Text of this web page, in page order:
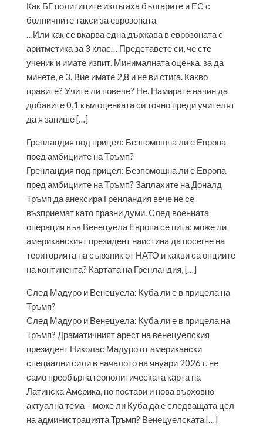
Как БГ политиците излъгаха българите и ЕС с
болничните такси за еврозоната
…Или как се вкарва една държава в еврозоната с
аритметика за 3 клас… Представете си, че сте
ученик и имате изпит. Минималната оценка, за да
минете, е 3. Вие имате 2,8 и не ви стига. Какво
правите? Учите ли повече? Не. Намирате начин да
добавите 0,1 към оценката си точно преди учителят
да я запише […]
Гренландия под прицел: Безпомощна ли е Европа
пред амбициите на Тръмп?
Гренландия под прицел: Безпомощна ли е Европа
пред амбициите на Тръмп? Заплахите на Доналд
Тръмп да анексира Гренландия вече не се
възприемат като празни думи. След военната
операция във Венецуела Европа се пита: може ли
американският президент наистина да посегне на
територията на съюзник от НАТО и какви са опциите
на континента? Картата на Гренландия, […]
След Мадуро и Венецуела: Куба ли е в прицела на
Тръмп?
След Мадуро и Венецуела: Куба ли е в прицела на
Тръмп? Драматичният арест на венецуелския
президент Николас Мадуро от американски
специални сили в началото на януари 2026 г. не
само преобърна геополитическата карта на
Латинска Америка, но постави и нова върховно
актуална тема – може ли Куба да е следващата цел
на администрацията Тръмп? Венецуелската […]